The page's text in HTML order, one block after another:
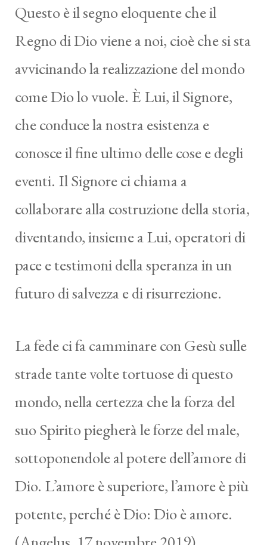
Questo è il segno eloquente che il
Regno di Dio viene a noi, cioè che si sta
avvicinando la realizzazione del mondo
come Dio lo vuole. È Lui, il Signore,
che conduce la nostra esistenza e
conosce il fine ultimo delle cose e degli
eventi. Il Signore ci chiama a
collaborare alla costruzione della storia,
diventando, insieme a Lui, operatori di
pace e testimoni della speranza in un
futuro di salvezza e di risurrezione.
La fede ci fa camminare con Gesù sulle
strade tante volte tortuose di questo
mondo, nella certezza che la forza del
suo Spirito piegherà le forze del male,
sottoponendole al potere dell’amore di
Dio. L’amore è superiore, l’amore è più
potente, perché è Dio: Dio è amore.